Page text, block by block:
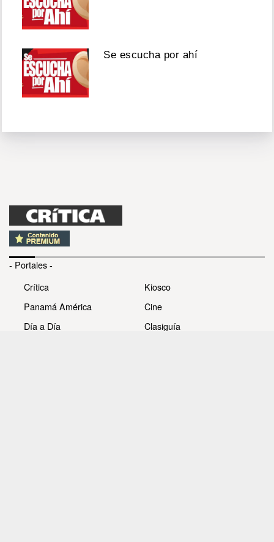
Se escucha por ahí
- Portales -
Crítica
Panamá América
Día a Día
Kiosco
Cine
Clasiguía